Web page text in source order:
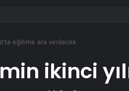
eğitime ara verilecek
ikinci